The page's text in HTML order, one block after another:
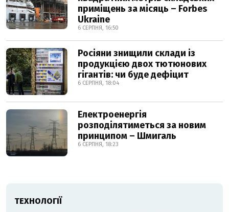
приміщень за місяць – Forbes
Ukraine
6 СЕРПНЯ, 16:50
Росіяни знищили склади із
продукцією двох тютюнових
гігантів: чи буде дефіцит
6 СЕРПНЯ, 18:04
Електроенергія
розподілятиметься за новим
принципом – Шмигаль
6 СЕРПНЯ, 18:23
ТЕХНОЛОГІЇ